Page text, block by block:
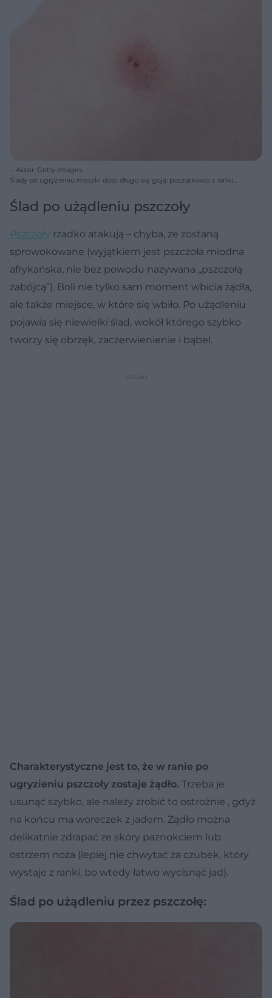
Autor: Getty Images
Ślady po ugryzieniu meszki dość długo się goją: początkowo z ranki
niej czerwony strupek.
Ślad po użądleniu pszczoły
Pszczoły rzadko atakują – chyba, że zostaną
sprowokowane (wyjątkiem jest pszczoła miodna
afrykańska, nie bez powodu nazywana „pszczołą
zabójcą”). Boli nie tylko sam moment wbicia żądła,
ale także miejsce, w które się wbiło. Po użądleniu
pojawia się niewielki ślad, wokół którego szybko
tworzy się obrzęk, zaczerwienienie i bąbel.
Charakterystyczne jest to, że w ranie po
ugryzieniu pszczoły zostaje żądło. Trzeba je
usunąć szybko, ale należy zrobić to ostrożnie , gdyż
na końcu ma woreczek z jadem. Żądło można
delikatnie zdrapać ze skóry paznokciem lub
ostrzem noża (lepiej nie chwytać za czubek, który
wystaje z ranki, bo wtedy łatwo wycisnąć jad).
Ślad po użądleniu przez pszczołę: